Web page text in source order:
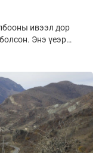
ивээл дор
Энэ үеэр
байдаг.
бүрэн бүтэн
үеийнхээ
хил хязгаараар
дэвсгэр. Үүнийг
өөрөө нотолсон.